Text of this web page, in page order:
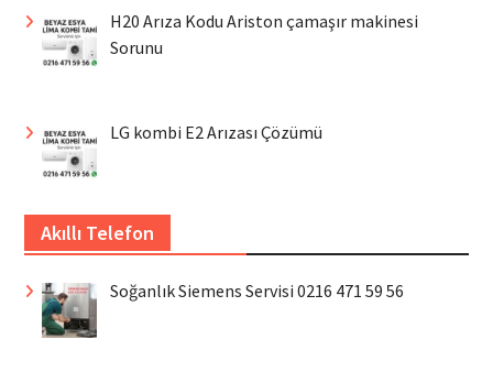
H20 Arıza Kodu Ariston çamaşır makinesi
Sorunu
LG kombi E2 Arızası Çözümü
Akıllı Telefon
Soğanlık Siemens Servisi 0216 471 59 56